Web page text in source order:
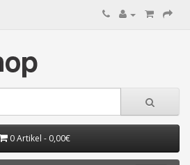
0 Artikel - 0,00€